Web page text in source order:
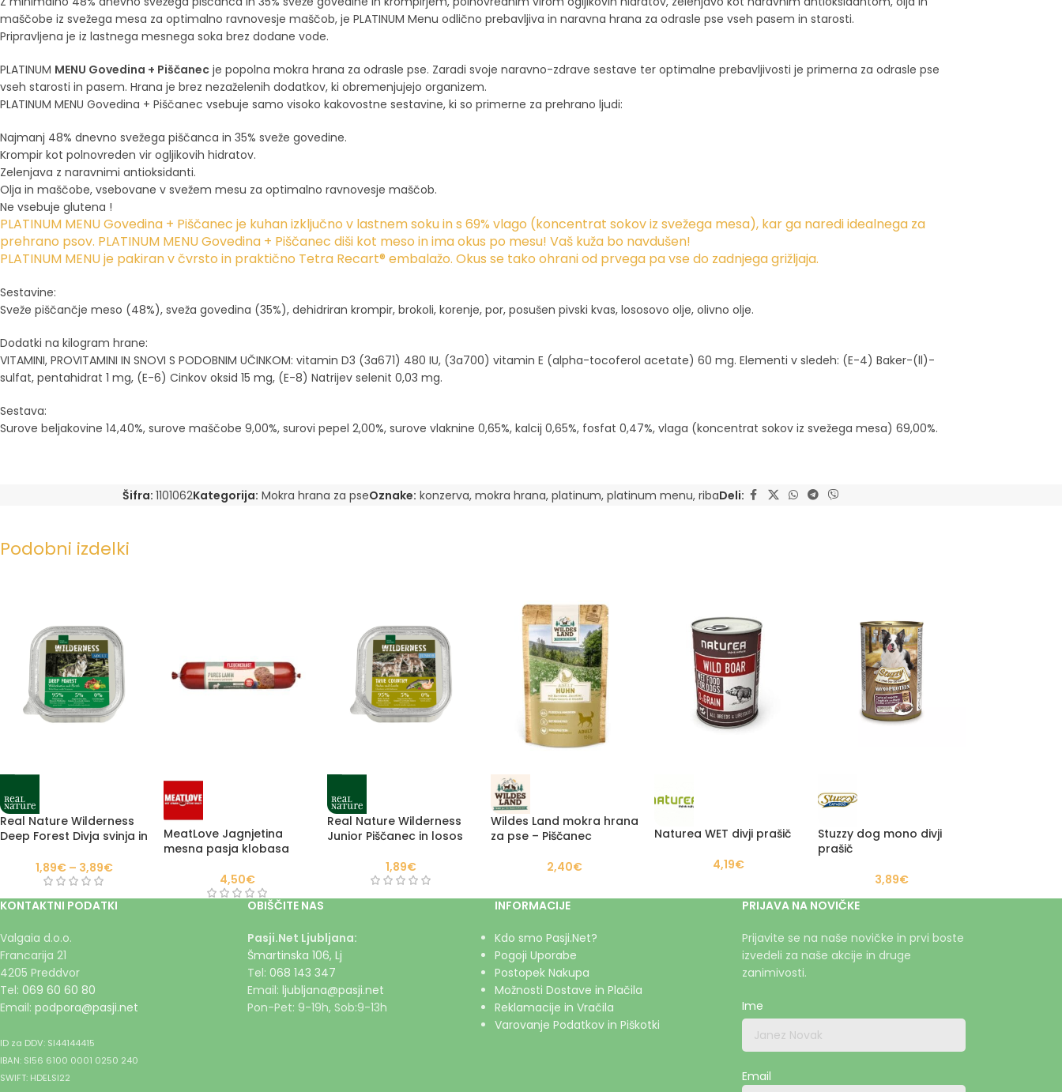
maščobe iz svežega mesa za optimalno ravnovesje maščob, je PLATINUM Menu odlično prebavljiva in naravna hrana za odrasle pse vseh pasem in starosti.
Pripravljena je iz lastnega mesnega soka brez dodane vode.
PLATINUM MENU Govedina + Piščanec je popolna mokra hrana za odrasle pse. Zaradi svoje naravno-zdrave sestave ter optimalne prebavljivosti je primerna za odrasle pse
vseh starosti in pasem. Hrana je brez nezaželenih dodatkov, ki obremenjujejo organizem.
PLATINUM MENU Govedina + Piščanec vsebuje samo visoko kakovostne sestavine, ki so primerne za prehrano ljudi:
Najmanj 48% dnevno svežega piščanca in 35% sveže govedine.
​Krompir kot polnovreden vir ogljikovih hidratov.
Zelenjava z naravnimi antioksidanti.
Olja in maščobe, vsebovane v svežem mesu za optimalno ravnovesje maščob.
Ne vsebuje glutena !
PLATINUM MENU Govedina + Piščanec je kuhan izključno v lastnem soku in s 69% vlago (koncentrat sokov iz svežega mesa), kar ga naredi idealnega za
prehrano psov. PLATINUM MENU Govedina + Piščanec diši kot meso in ima okus po mesu! Vaš kuža bo navdušen!
PLATINUM MENU je pakiran v čvrsto in praktično Tetra Recart® embalažo. Okus se tako ohrani od prvega pa vse do zadnjega grižljaja.
Sestavine:
Sveže piščančje meso (48%), sveža govedina (35%), dehidriran krompir, brokoli, korenje, por, posušen pivski kvas, lososovo olje, olivno olje.
Dodatki na kilogram hrane:
VITAMINI, PROVITAMINI IN SNOVI S PODOBNIM UČINKOM: vitamin D3 (3a671) 480 IU, (3a700) vitamin E (alpha-tocoferol acetate) 60 mg. Elementi v sledeh: (E-4) Baker-(ll)-
sulfat, pentahidrat 1 mg, (E-6) Cinkov oksid 15 mg, (E-8) Natrijev selenit 0,03 mg.
Sestava:
Surove beljakovine 14,40%, surove maščobe 9,00%, surovi pepel 2,00%, surove vlaknine 0,65%, kalcij 0,65%, fosfat 0,47%, vlaga (koncentrat sokov iz svežega mesa) 69,00%.
Šifra: 1101062Kategorija: Mokra hrana za pseOznake: konzerva, mokra hrana, platinum, platinum menu, ribaDeli:
Podobni izdelki
Real Nature Wilderness
Deep Forest Divja svinja in
1,89€ – 3,89€
MeatLove Jagnjetina
mesna pasja klobasa
4,50€
Real Nature Wilderness
Junior Piščanec in losos
1,89€
Wildes Land mokra hrana
za pse – Piščanec
2,40€
Naturea WET divji prašič
4,19€
Stuzzy dog mono divji
prašič
3,89€
KONTAKTNI PODATKI
Valgaia d.o.o.
Francarija 21
4205 Preddvor
Tel: 069 60 60 80
Email: podpora@pasji.net
ID za DDV: SI44144415
IBAN: SI56 6100 0001 0250 240
SWIFT: HDELSI22
OBIŠČITE NAS
Pasji.Net Ljubljana:
Šmartinska 106, Lj
Tel: 068 143 347
Email: ljubljana@pasji.net
Pon-Pet: 9-19h, Sob:9-13h
INFORMACIJE
Kdo smo Pasji.Net?
Pogoji Uporabe
Postopek Nakupa
Možnosti Dostave in Plačila
Reklamacije in Vračila
Varovanje Podatkov in Piškotki
PRIJAVA NA NOVIČKE
Prijavite se na naše novičke in prvi boste
izvedeli za naše akcije in druge
zanimivosti.
Ime
Email